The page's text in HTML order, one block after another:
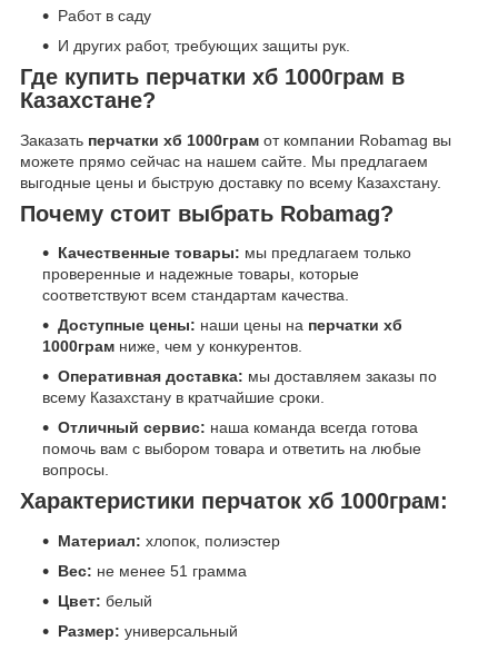
Работ в саду
И других работ, требующих защиты рук.
Где купить перчатки хб 1000грам в
Казахстане?
Заказать перчатки хб 1000грам от компании Robamag вы
можете прямо сейчас на нашем сайте. Мы предлагаем
выгодные цены и быструю доставку по всему Казахстану.
Почему стоит выбрать Robamag?
Качественные товары: мы предлагаем только
проверенные и надежные товары, которые
соответствуют всем стандартам качества.
Доступные цены: наши цены на перчатки хб
1000грам ниже, чем у конкурентов.
Оперативная доставка: мы доставляем заказы по
всему Казахстану в кратчайшие сроки.
Отличный сервис: наша команда всегда готова
помочь вам с выбором товара и ответить на любые
вопросы.
Характеристики перчаток хб 1000грам:
Материал: хлопок, полиэстер
Вес: не менее 51 грамма
Цвет: белый
Размер: универсальный